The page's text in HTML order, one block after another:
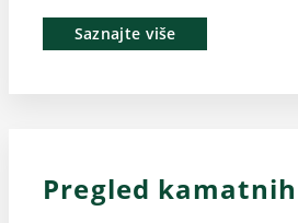
Saznajte više
Pregled